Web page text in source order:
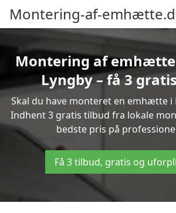
Montering-af-
Montering af emhætte
Lyngby – få 3
Skal du have monteret en emhætte i
Indhent 3 gratis tilbud fra lokale
bedste pris på
Få 3 tilbud, gratis og